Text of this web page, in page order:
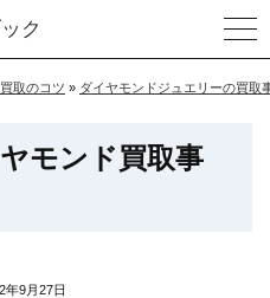
ク
取のコツ » ダイヤモンドジュエリーの買取
モンド買取事
年9月27日